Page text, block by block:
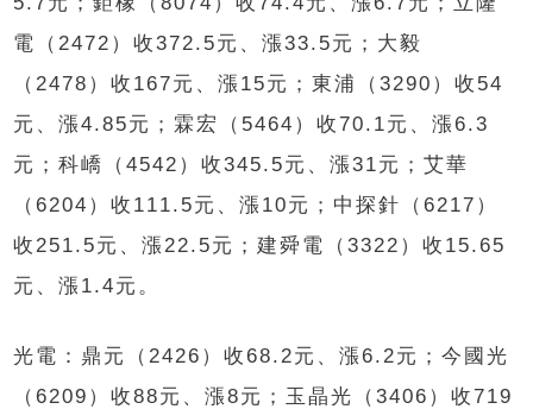
電（2472）收372.5元、漲33.5元；大毅
（2478）收167元、漲15元；東浦（3290）收54
元、漲4.85元；霖宏（5464）收70.1元、漲6.3
元；科嶠（4542）收345.5元、漲31元；艾華
（6204）收111.5元、漲10元；中探針（6217）
收251.5元、漲22.5元；建舜電（3322）收15.65
元、漲1.4元。
光電：鼎元（2426）收68.2元、漲6.2元；今國光
（6209）收88元、漲8元；玉晶光（3406）收719